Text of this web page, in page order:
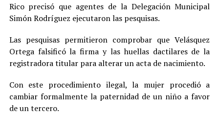
Rico precisó que agentes de la Delegación Municipal
Simón Rodríguez ejecutaron las pesquisas.
Las pesquisas permitieron comprobar que Velásquez
Ortega falsificó la firma y las huellas dactilares de la
registradora titular para alterar un acta de nacimiento.
Con este procedimiento ilegal, la mujer procedió a
cambiar formalmente la paternidad de un niño a favor
de un tercero.